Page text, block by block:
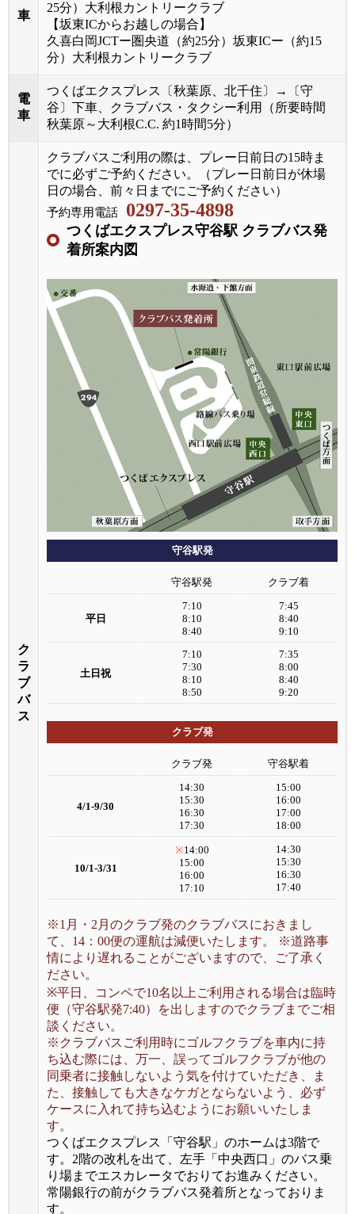
車
25分）大利根カントリークラブ
【坂東ICからお越しの場合】
久喜白岡JCTー圏央道（約25分）坂東ICー（約15
分）大利根カントリークラブ
電
車
つくばエクスプレス〔秋葉原、北千住〕→〔守
谷〕下車、クラブバス・タクシー利用（所要時間
秋葉原～大利根C.C. 約1時間5分）
ク
ラ
ブ
バ
ス
クラブバスご利用の際は、プレー日前日の15時ま
でに必ずご予約ください。（プレー日前日が休場
日の場合、前々日までにご予約ください）
予約専用電話 0297-35-4898
つくばエクスプレス守谷駅 クラブバス発
着所案内図
守谷駅発
守谷駅発 クラブ着
平日
7:10
8:10
8:40
7:45
8:40
9:10
土日祝
7:10
7:30
8:10
8:50
7:35
8:00
8:40
9:20
クラブ発
クラブ発 守谷駅着
4/1-9/30
14:30
15:30
16:30
17:30
15:00
16:00
17:00
18:00
10/1-3/31
※14:00
15:00
16:00
17:10
14:30
15:30
16:30
17:40
※1月・2月のクラブ発のクラブバスにおきまし
て、14：00便の運航は減便いたします。 ※道路事
情により遅れることがございますので、ご了承く
ださい。
※平日、コンペで10名以上ご利用される場合は臨時
便（守谷駅発7:40）を出しますのでクラブまでご相
談ください。
※クラブバスご利用時にゴルフクラブを車内に持
ち込む際には、万一、誤ってゴルフクラブが他の
同乗者に接触しないよう気を付けていただき、ま
た、接触しても大きなケガとならないよう、必ず
ケースに入れて持ち込むようにお願いいたしま
す。
つくばエクスプレス「守谷駅」のホームは3階で
す。2階の改札を出て、左手「中央西口」のバス乗
り場までエスカレータでおりてお進みください。
常陽銀行の前がクラブバス発着所となっておりま
す。